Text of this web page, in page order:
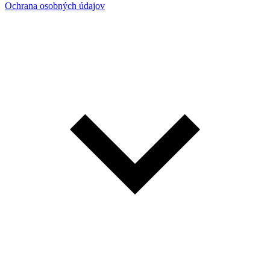
Ochrana osobných údajov